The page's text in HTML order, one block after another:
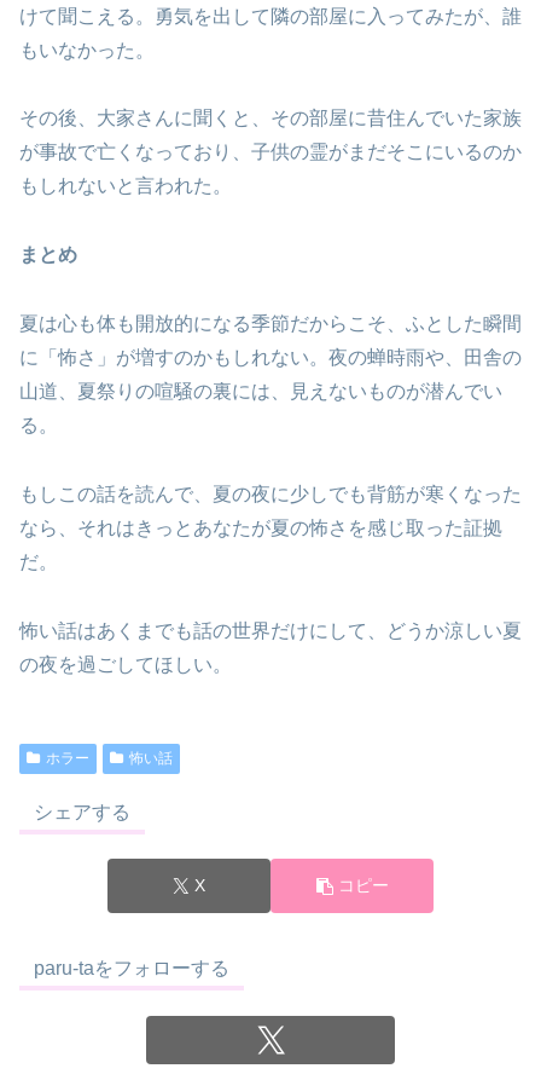
けて聞こえる。勇気を出して隣の部屋に入ってみたが、誰
もいなかった。
その後、大家さんに聞くと、その部屋に昔住んでいた家族
が事故で亡くなっており、子供の霊がまだそこにいるのか
もしれないと言われた。
まとめ
夏は心も体も開放的になる季節だからこそ、ふとした瞬間
に「怖さ」が増すのかもしれない。夜の蝉時雨や、田舎の
山道、夏祭りの喧騒の裏には、見えないものが潜んでい
る。
もしこの話を読んで、夏の夜に少しでも背筋が寒くなった
なら、それはきっとあなたが夏の怖さを感じ取った証拠
だ。
怖い話はあくまでも話の世界だけにして、どうか涼しい夏
の夜を過ごしてほしい。
ホラー 怖い話
シェアする
X コピー
paru-taをフォローする